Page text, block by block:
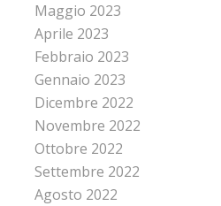
Maggio 2023
Aprile 2023
Febbraio 2023
Gennaio 2023
Dicembre 2022
Novembre 2022
Ottobre 2022
Settembre 2022
Agosto 2022